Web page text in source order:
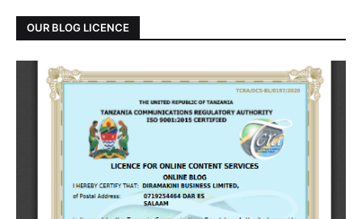
OUR BLOG LICENCE